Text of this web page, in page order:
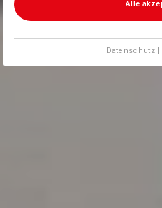
Alle
Datenschutz|